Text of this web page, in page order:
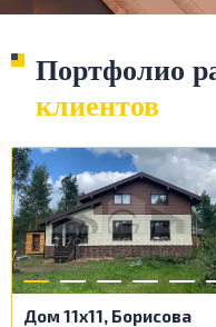
Портфолио
клиентов
Дом 11х11, Борисова